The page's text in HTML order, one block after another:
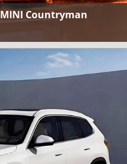
MINI Countryman